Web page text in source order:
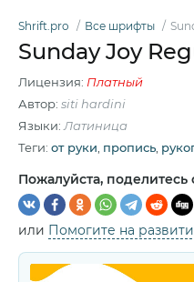
Shrift.pro Все шрифты
Sunday Joy
Лицензия: Платный
Автор: siti hardini
Языки: Латиница
Теги: от руки пропись
Пожалуйста, поделитесь
или Помогите на